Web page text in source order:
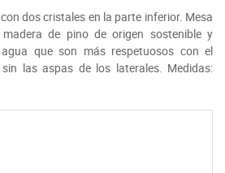
dos cristales en la parte inferior. Mesa
de pino de origen sostenible y
que son más respetuosos con el
las aspas de los laterales. Medidas: